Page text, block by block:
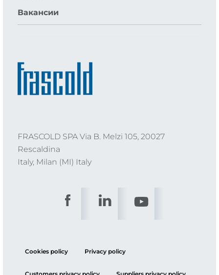
Вакансии
FRASCOLD SPA Via B. Melzi 105, 20027
Rescaldina
Italy, Milan (MI) Italy
Cookies policy Privacy policy